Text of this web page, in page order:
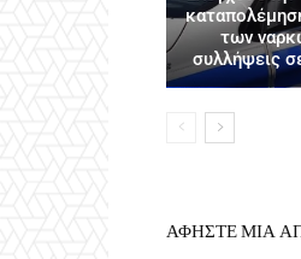
των
συλλήψεις
ΑΦΗΣΤΕ ΜΙΑ